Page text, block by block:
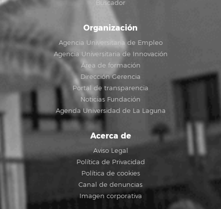
Buscador
Organización
Agencia Universitaria de Empleo
Agencia Universitaria de Innovación
Área de formación
Dirección Gerencia
Portal de transparencia
Noticias Fundación
Agenda Universidad de La Laguna
Acerca de
Aviso Legal
Política de Privacidad
Política de cookies
Canal de denuncias
Imagen corporativa